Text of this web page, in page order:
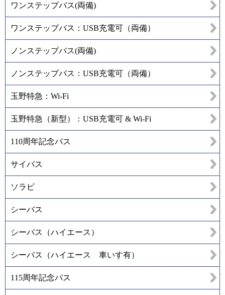
ワンステップバス(両備)
ワンステップバス：USB充電可（両備）
ノンステップバス(両備)
ノンステップバス：USB充電可（両備）
玉野特急：Wi-Fi
玉野特急（新型）：USB充電可 & Wi-Fi
110周年記念バス
サイバス
ソラビ
シーバス
シーバス（ハイエース）
シーバス（ハイエース 車いす有）
115周年記念バス